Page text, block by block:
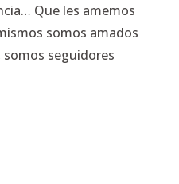
Que les amemos
somos amados
somos seguidores